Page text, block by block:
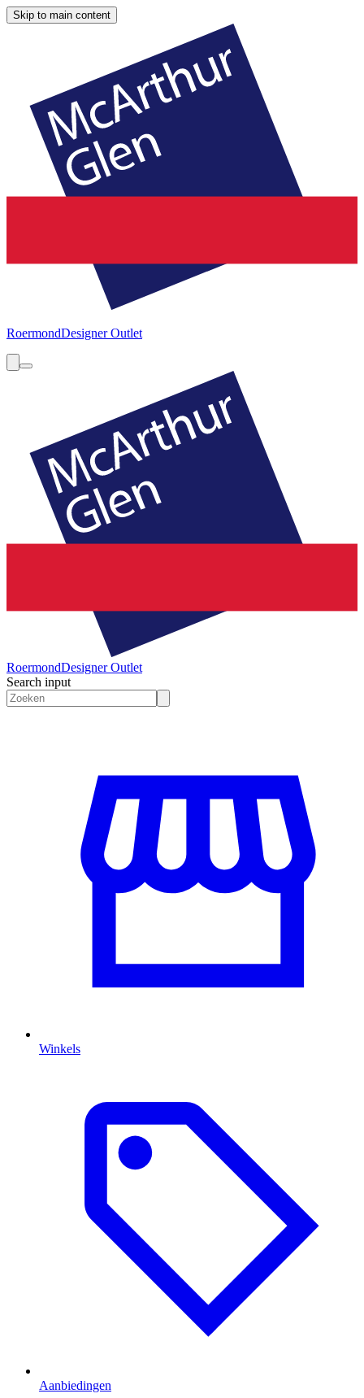
Skip to main content
RoermondDesigner Outlet
RoermondDesigner Outlet
Search input
Winkels
Aanbiedingen